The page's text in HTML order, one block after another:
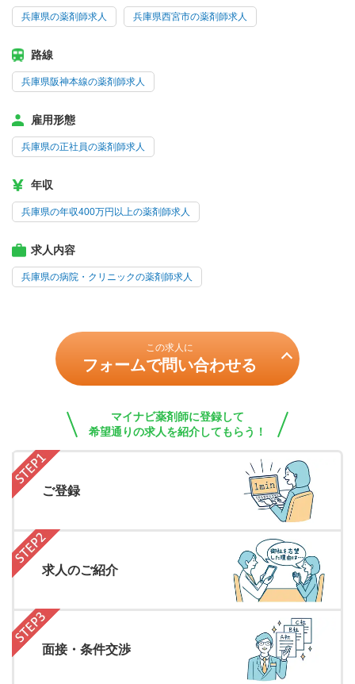
兵庫県の薬剤師求人 兵庫県西宮市の薬剤師求人
路線
兵庫県阪神本線の薬剤師求人
雇用形態
兵庫県の正社員の薬剤師求人
年収
兵庫県の年収400万円以上の薬剤師求人
求人内容
兵庫県の病院・クリニックの薬剤師求人
この求人に
フォームで問い合わせる
マイナビ薬剤師に登録して
希望通りの求人を紹介してもらう！
ご登録
求人のご紹介
面接・条件交渉